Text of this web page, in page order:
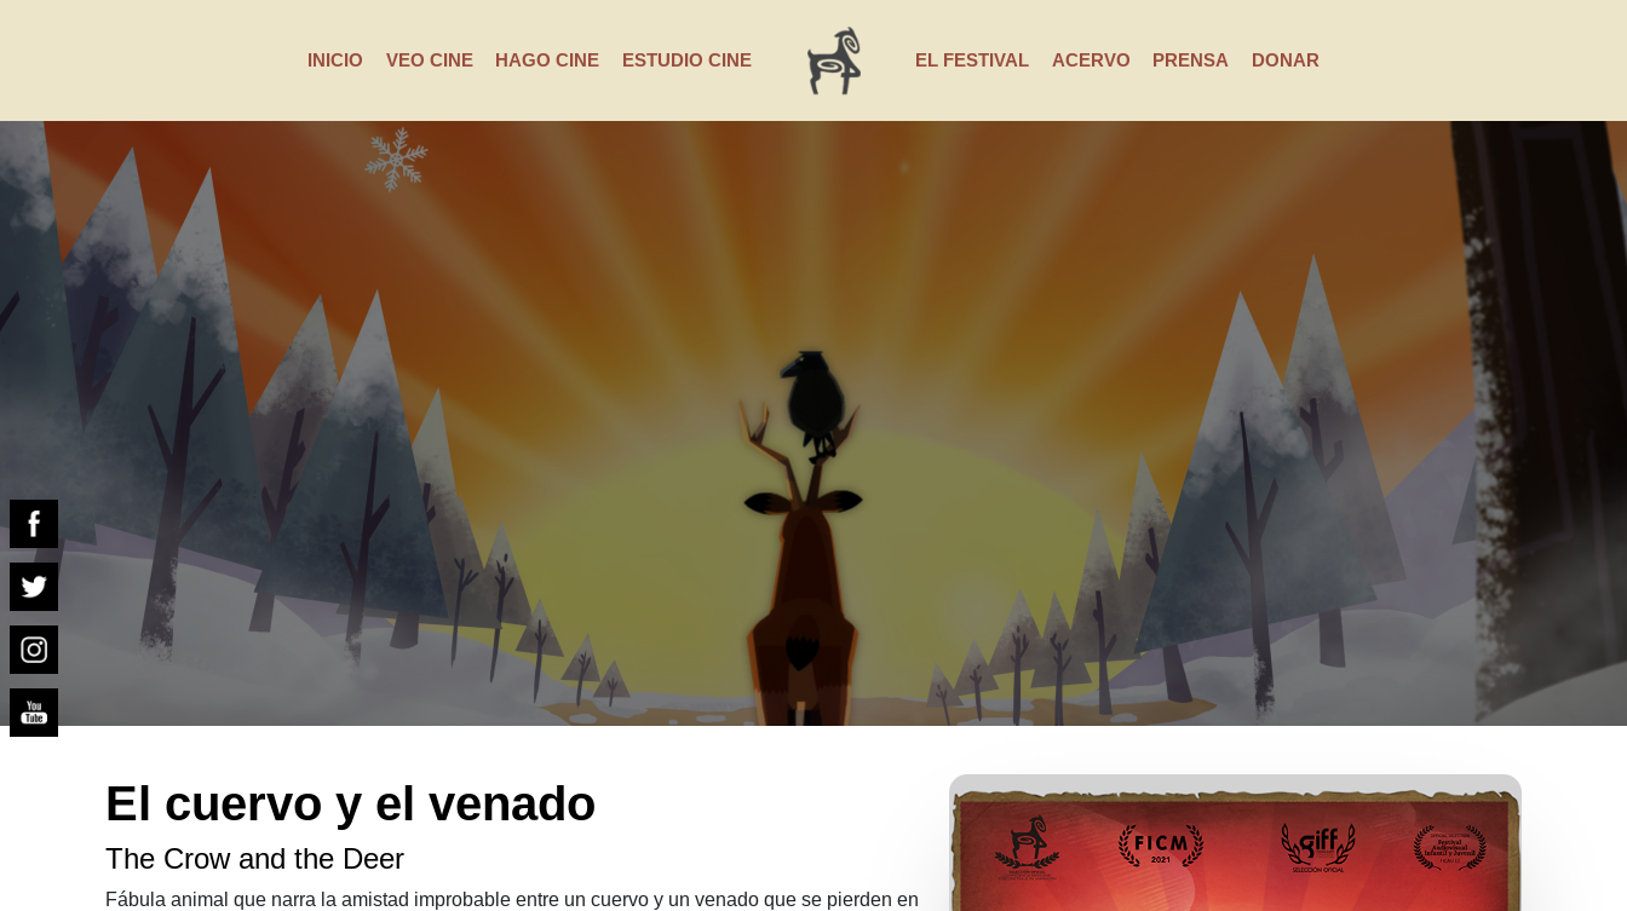
INICIO VEO CINE HAGO CINE ESTUDIO CINE EL FESTIVAL ACERVO PRENSA DONAR
El cuervo y el venado
The Crow and the Deer
Fábula animal que narra la amistad improbable entre un cuervo y un venado que se pierden en